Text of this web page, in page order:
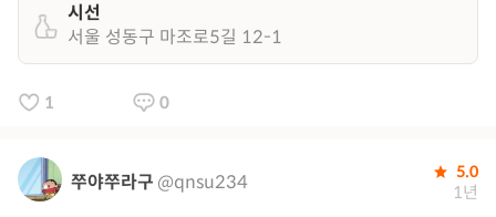
시선
서울 성동구 마조로5길 12-1
1 0
쭈야쭈라구 @qnsu234 5.0
1년